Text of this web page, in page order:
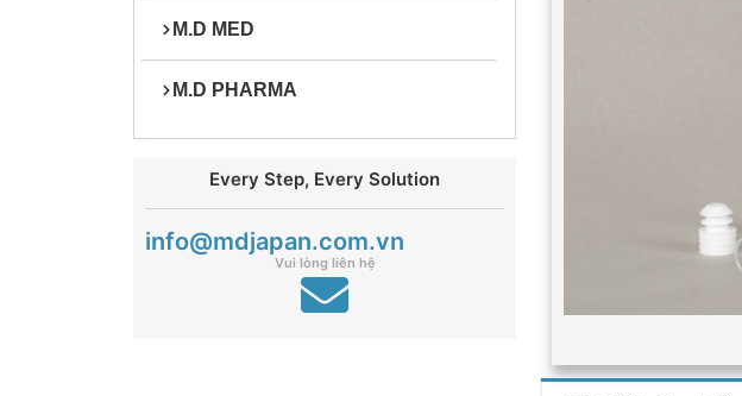
M.D MED
M.D PHARMA
Every Step, Every Solution
info@mdjapan.com.vn
Vui lòng liên hệ